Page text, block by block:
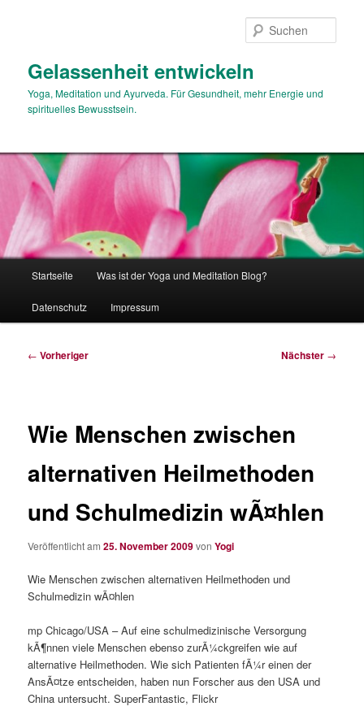
Gelassenheit entwickeln
Yoga, Meditation und Ayurveda. Für Gesundheit, mehr Energie und
spirituelles Bewusstsein.
Startseite Was ist der Yoga und Meditation Blog?
Datenschutz Impressum
Beitragsnavigation
← Vorheriger Nächster →
Wie Menschen zwischen
alternativen Heilmethoden
und Schulmedizin wÃ¤hlen
Veröffentlicht am25. November 2009vonYogi
Wie Menschen zwischen alternativen Heilmethoden und
Schulmedizin wÃ¤hlen
mp Chicago/USA – Auf eine schulmedizinische Versorgung
kÃ¶nnen viele Menschen ebenso zurÃ¼ckgreifen wie auf
alternative Heilmethoden. Wie sich Patienten fÃ¼r einen der
AnsÃ¤tze entscheiden, haben nun Forscher aus den USA und
China untersucht. SuperFantastic, Flickr